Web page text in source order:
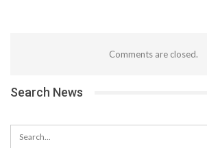
Comments are closed.
Search News